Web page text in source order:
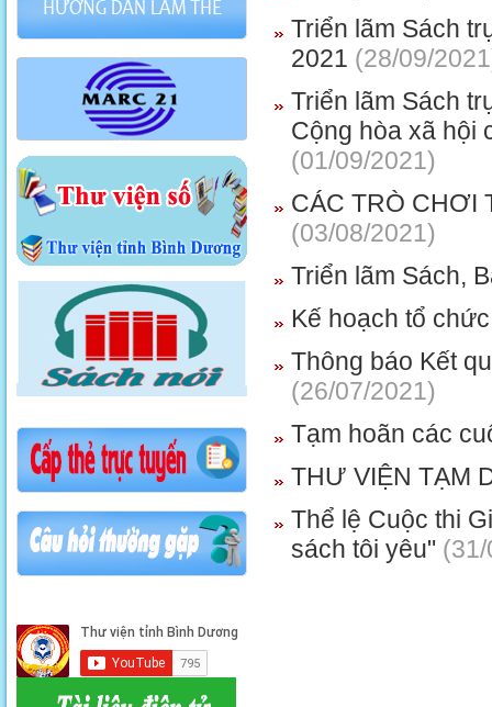
Triển lãm Sách
2021 (28/09/
Triển lãm Sách
Cộng hòa xã hội
(01/09/2021)
CÁC TRÒ CHƠI
(03/08/2021)
Triển lãm Sách,
Kế hoạch tổ
Thông báo Kết
(26/07/2021)
Tạm hoãn các
THƯ VIỆN TẠM
Thể lệ Cuộc thi
sách tôi yêu"